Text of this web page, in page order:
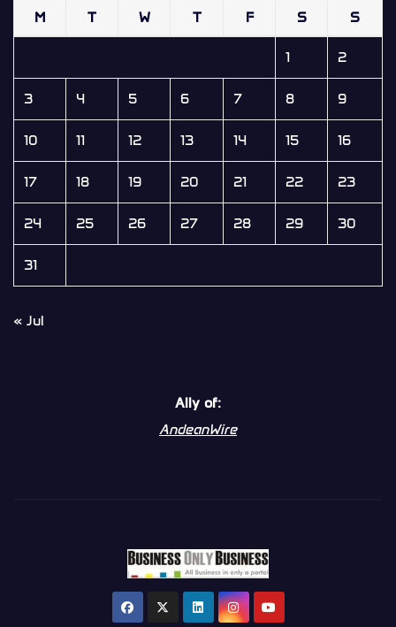
M T W T F S S
1 2
3 4 5 6 7 8 9
10 11 12 13 14 15 16
17 18 19 20 21 22 23
24 25 26 27 28 29 30
31
« Jul
Ally of:
AndeanWire